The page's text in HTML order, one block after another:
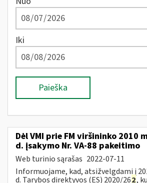
Iki
Paieška
Dėl VMI prie FM viršininko 2010
d. įsakymo Nr. VA-88 pakeitimo
Web turinio sąrašas 2022-07-11
Informuojame, kad, atsižvelgdami į
d. Tarybos direktyvos (ES) 2020/262,